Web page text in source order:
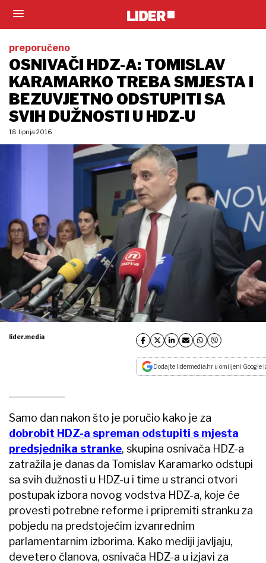
preporučeno
OSNIVAČI HDZ-A: TOMISLAV
KARAMARKO TREBA SMJESTA I
BEZUVJETNO ODSTUPITI SA
SVIH DUŽNOSTI U HDZ-U
18. lipnja 2016.
lider.media
Dodajte lidermedia.hr u omiljeni Google
Samo dan nakon što je poručio kako je za
dobrobit HDZ-a spreman odstupiti s mjesta
predsjednika stranke, skupina osnivača HDZ-a
zatražila je danas da Tomislav Karamarko odstupi
sa svih dužnosti u HDZ-u i time u stranci otvori
postupak izbora novog vodstva HDZ-a, koje će
provesti potrebne reforme i pripremiti stranku za
pobjedu na predstojećim izvanrednim
parlamentarnim izborima. Kako mediji javljaju,
devetero članova, osnivača HDZ-a u izjavi za